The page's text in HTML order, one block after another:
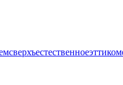
сверхъестественноеэтти